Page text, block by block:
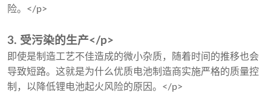
险。</p>
3. 受污染的生产</p>
即使是制造工艺不佳造成的微小杂质，随着时间的推移也会
导致短路。这就是为什么优质电池制造商实施严格的质量控
制，以降低锂电池起火风险的原因。</p>